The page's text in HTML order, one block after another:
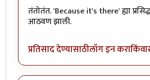
तंतोतंत. 'Because it's there' ह्या
आठवण झाली.
प्रतिसाद देण्यासाठीलॉग इन कराकिंवा